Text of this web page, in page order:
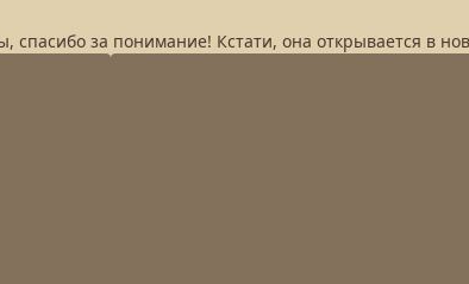
спасибо за понимание! Кстати, она открывается в